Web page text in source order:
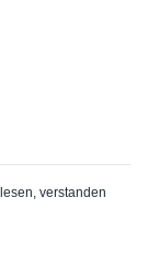
verstanden